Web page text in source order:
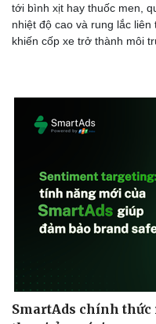
tới bình xịt hay thuốc men,
nhiệt độ cao và rung lắc
khiến cốp xe trở thành môi
SmartAds chính